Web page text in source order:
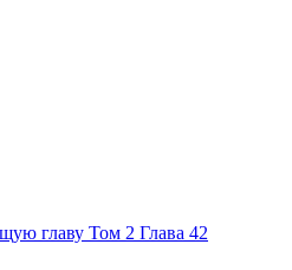
главу Том 2 Глава 42